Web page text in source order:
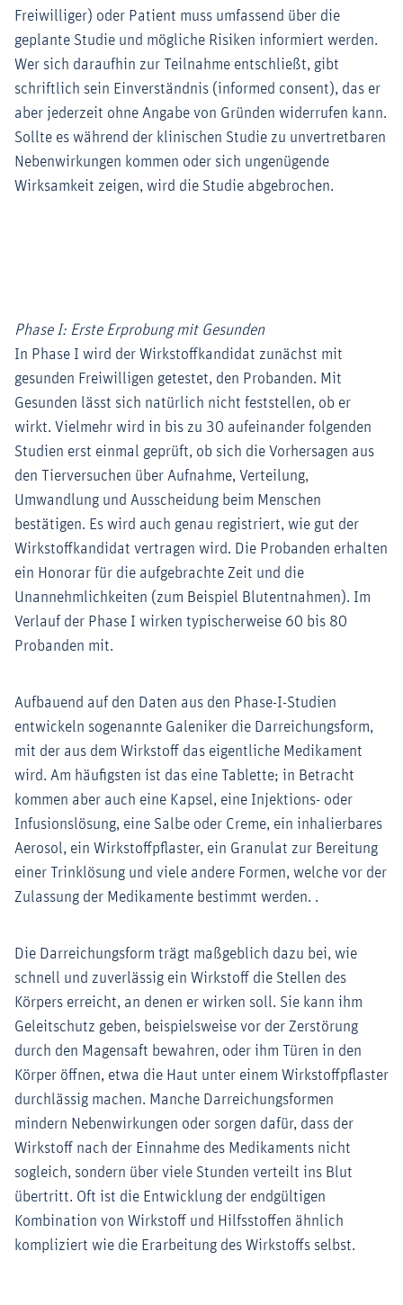
Freiwilliger) oder Patient muss umfassend über die
geplante Studie und mögliche Risiken informiert werden.
Wer sich daraufhin zur Teilnahme entschließt, gibt
schriftlich sein Einverständnis (informed consent), das er
aber jederzeit ohne Angabe von Gründen widerrufen kann.
Sollte es während der klinischen Studie zu unvertretbaren
Nebenwirkungen kommen oder sich ungenügende
Wirksamkeit zeigen, wird die Studie abgebrochen.
Phase I: Erste Erprobung mit Gesunden
In Phase I wird der Wirkstoffkandidat zunächst mit
gesunden Freiwilligen getestet, den Probanden. Mit
Gesunden lässt sich natürlich nicht feststellen, ob er
wirkt. Vielmehr wird in bis zu 30 aufeinander folgenden
Studien erst einmal geprüft, ob sich die Vorhersagen aus
den Tierversuchen über Aufnahme, Verteilung,
Umwandlung und Ausscheidung beim Menschen
bestätigen. Es wird auch genau registriert, wie gut der
Wirkstoffkandidat vertragen wird. Die Probanden erhalten
ein Honorar für die aufgebrachte Zeit und die
Unannehmlichkeiten (zum Beispiel Blutentnahmen). Im
Verlauf der Phase I wirken typischerweise 60 bis 80
Probanden mit.
Aufbauend auf den Daten aus den Phase-I-Studien
entwickeln sogenannte Galeniker die Darreichungsform,
mit der aus dem Wirkstoff das eigentliche Medikament
wird. Am häufigsten ist das eine Tablette; in Betracht
kommen aber auch eine Kapsel, eine Injektions- oder
Infusionslösung, eine Salbe oder Creme, ein inhalierbares
Aerosol, ein Wirkstoffpflaster, ein Granulat zur Bereitung
einer Trinklösung und viele andere Formen, welche vor der
Zulassung der Medikamente bestimmt werden. .
Die Darreichungsform trägt maßgeblich dazu bei, wie
schnell und zuverlässig ein Wirkstoff die Stellen des
Körpers erreicht, an denen er wirken soll. Sie kann ihm
Geleitschutz geben, beispielsweise vor der Zerstörung
durch den Magensaft bewahren, oder ihm Türen in den
Körper öffnen, etwa die Haut unter einem Wirkstoffpflaster
durchlässig machen. Manche Darreichungsformen
mindern Nebenwirkungen oder sorgen dafür, dass der
Wirkstoff nach der Einnahme des Medikaments nicht
sogleich, sondern über viele Stunden verteilt ins Blut
übertritt. Oft ist die Entwicklung der endgültigen
Kombination von Wirkstoff und Hilfsstoffen ähnlich
kompliziert wie die Erarbeitung des Wirkstoffs selbst.